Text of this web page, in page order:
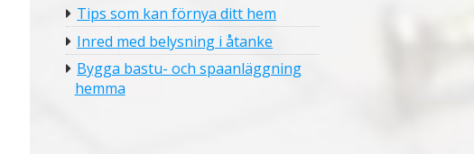
Tips som kan förnya ditt hem
Inred med belysning i åtanke
Bygga bastu- och spaanläggning
hemma